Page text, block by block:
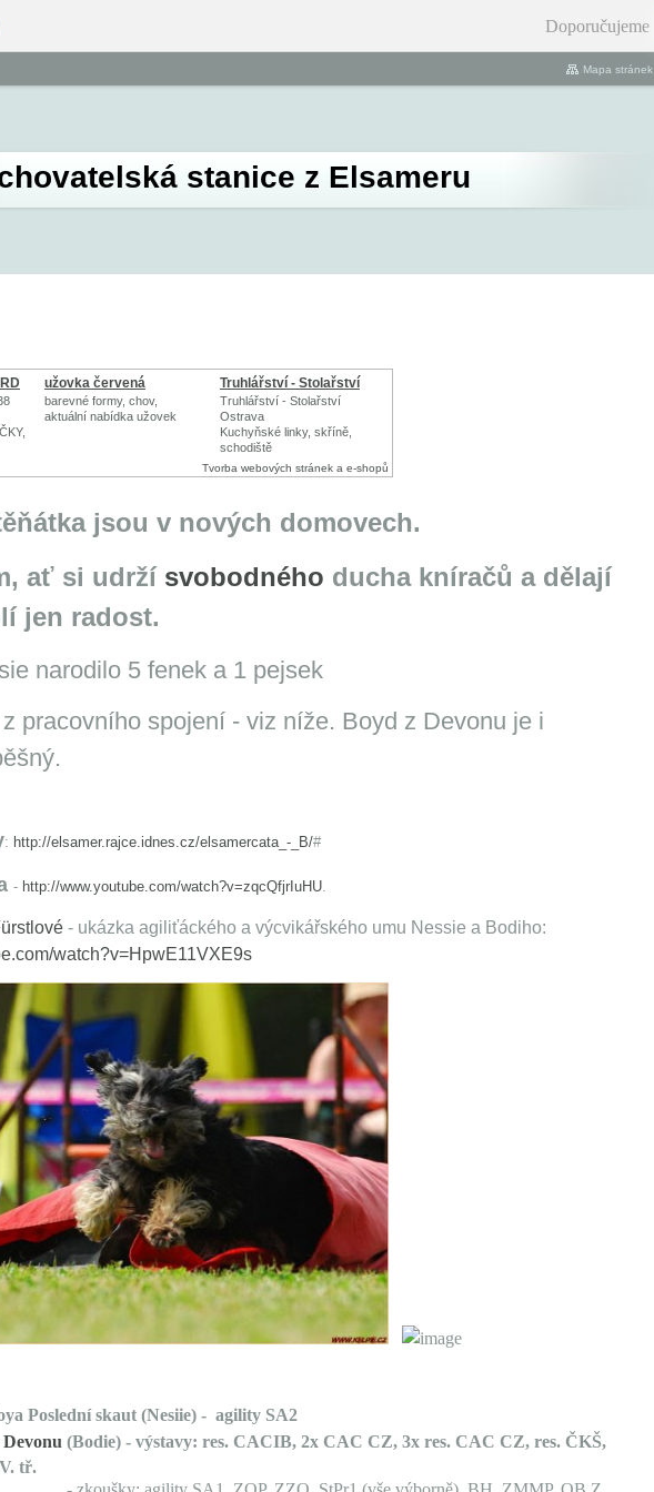
Doporučujeme
stanice z Elsameru
Mapa stránek
užovka červená
barevné formy, chov,
aktuální nabídka užovek
Truhlářství - Stolařství
Truhlářství - Stolařství
Ostrava
Kuchyňské linky, skříně,
schodiště
Tvorba webových stránek a e-shopů
jsou v nových domovech.
ať si udrží svobodného ducha kníračů a dělají
jen radost.
narodilo 5 fenek a 1 pejsek
pracovního spojení - viz níže. Boyd z Devonu je i
: http://elsamer.rajce.idnes.cz/elsamercata_-_B/#
- http://www.youtube.com/watch?v=zqcQfjrIuHU.
- ukázka agiliťáckého a výcvikářského umu Nessie a Bodiho:
watch?v=HpwE11VXE9s
Poslední skaut (Nesiie) - agility SA2
(Bodie) - výstavy: res. CACIB, 2x CAC CZ, 3x res. CAC CZ, res. ČKŠ,
tř.